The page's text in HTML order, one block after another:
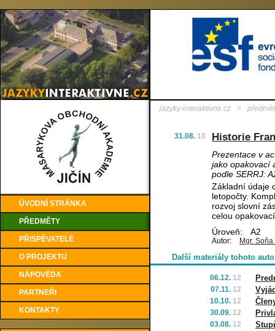
ÚVODNÍ STRÁNKA
PŘEDMĚTY
PŘISPĚVATELÉ
O PROJEKTU
NÁPOVĚDA
PARTNEŘI
KONTAKTY
jazyky-interaktivne.cz >
31.08. 10 Historie
Prezentace v
jako opakovací
podle SERRJ:
Základní údaje
letopočty.
rozvoj slovní
celou
Úroveň:
A2
Autor: Mgr.
Další materiály tohoto
06.12. 12
07.11. 12
10.10. 12
30.09. 12
03.08. 12